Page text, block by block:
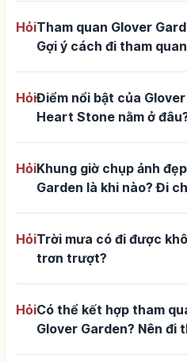
HỏiTham quan Glover
Gợi ý cách đi tham
HỏiĐiểm nổi bật của
Heart Stone nằm ở
HỏiKhung giờ chụp ảnh
Garden là khi nào? Đi
HỏiTrời mưa có đi được
trơn trượt?
HỏiCó thể kết hợp tham
Glover Garden? Nên đi